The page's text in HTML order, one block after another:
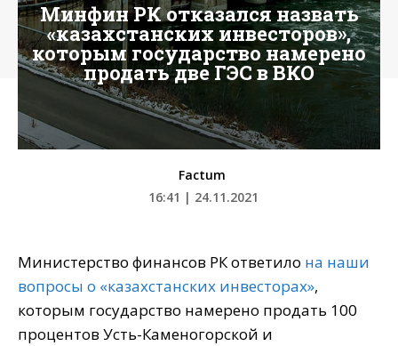
Минфин РК отказался назвать
«казахстанских инвесторов»,
которым государство намерено
продать две ГЭС в ВКО
Factum
16:41 | 24.11.2021
Министерство финансов РК ответило на наши
вопросы о «казахстанских инвесторах»,
которым государство намерено продать 100
процентов Усть-Каменогорской и